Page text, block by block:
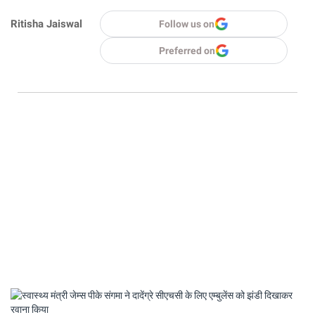
Ritisha Jaiswal Follow us on
Preferred on